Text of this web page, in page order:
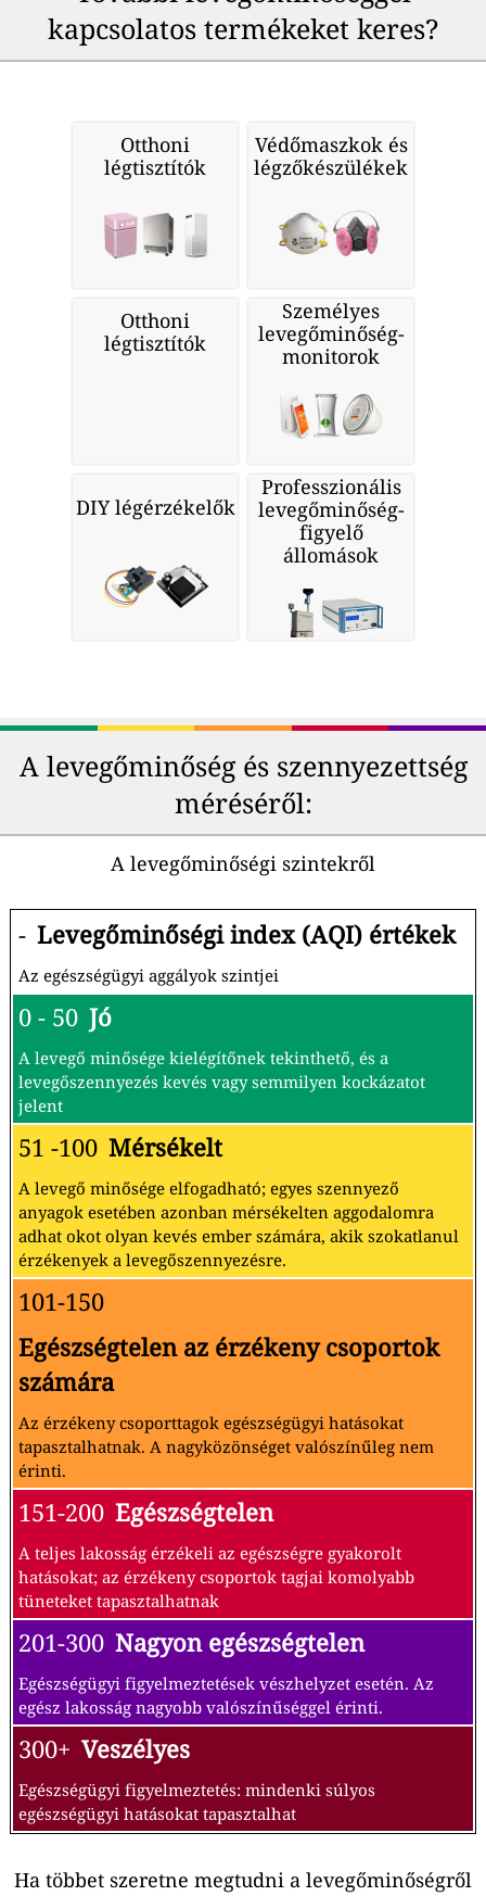
kapcsolatos termékeket keres?
Otthoni
légtisztítók
Védőmaszkok és
légzőkészülékek
Otthoni
légtisztítók
Személyes
levegőminőség-
monitorok
DIY légérzékelők
Professzionális
levegőminőség-
figyelő
állomások
A levegőminőség és szennyezettség
méréséről:
A levegőminőségi szintekről
- Levegőminőségi index (AQI) értékek
Az egészségügyi aggályok szintjei
0 - 50 Jó
A levegő minősége kielégítőnek tekinthető, és a
levegőszennyezés kevés vagy semmilyen kockázatot
jelent
51 -100 Mérsékelt
A levegő minősége elfogadható; egyes szennyező
anyagok esetében azonban mérsékelten aggodalomra
adhat okot olyan kevés ember számára, akik szokatlanul
érzékenyek a levegőszennyezésre.
101-150
Egészségtelen az érzékeny csoportok
számára
Az érzékeny csoporttagok egészségügyi hatásokat
tapasztalhatnak. A nagyközönséget valószínűleg nem
érinti.
151-200 Egészségtelen
A teljes lakosság érzékeli az egészségre gyakorolt
hatásokat; az érzékeny csoportok tagjai komolyabb
tüneteket tapasztalhatnak
201-300 Nagyon egészségtelen
Egészségügyi figyelmeztetések vészhelyzet esetén. Az
egész lakosság nagyobb valószínűséggel érinti.
300+ Veszélyes
Egészségügyi figyelmeztetés: mindenki súlyos
egészségügyi hatásokat tapasztalhat
Ha többet szeretne megtudni a levegőminőségről